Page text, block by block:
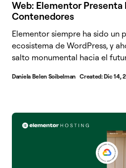
Web: Elementor Presenta
Contenedores
Elementor siempre ha sido un
ecosistema de WordPress, y
salto monumental hacia el
Daniela Belen Soibelman Created:Dic 14,